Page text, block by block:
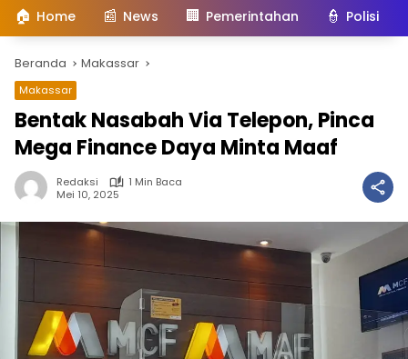
🏠 Home 📰 News 🏢 Pemerintahan 👮 Polisi
Beranda Makassar
Makassar
Bentak Nasabah Via Telepon, Pinca
Mega Finance Daya Minta Maaf
Redaksi
1 Min Baca
Mei 10, 2025